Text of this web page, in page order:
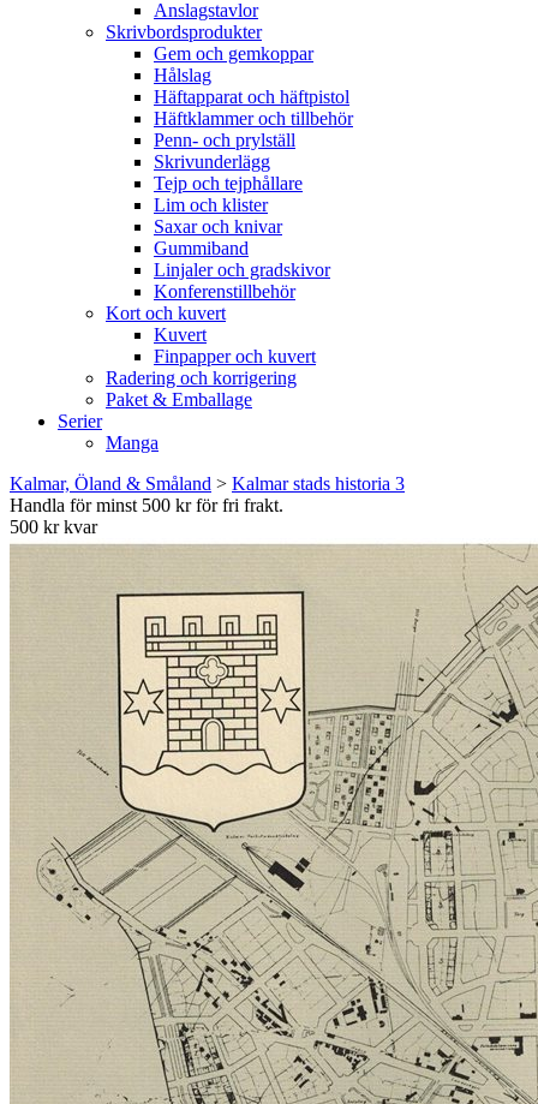
Anslagstavlor
Skrivbordsprodukter
Gem och gemkoppar
Hålslag
Häftapparat och häftpistol
Häftklammer och tillbehör
Penn- och prylställ
Skrivunderlägg
Tejp och tejphållare
Lim och klister
Saxar och knivar
Gummiband
Linjaler och gradskivor
Konferenstillbehör
Kort och kuvert
Kuvert
Finpapper och kuvert
Radering och korrigering
Paket & Emballage
Serier
Manga
Kalmar, Öland & Småland > Kalmar stads historia 3
Handla för minst 500 kr för fri frakt.
500 kr kvar